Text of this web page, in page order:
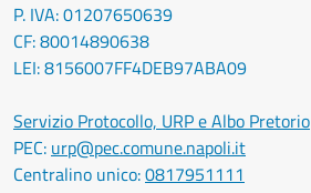
P. IVA: 01207650639
CF: 80014890638
LEI: 8156007FF4DEB97ABA09
Servizio Protocollo, URP e Albo Pretorio
PEC: urp@pec.comune.napoli.it
Centralino unico:0817951111